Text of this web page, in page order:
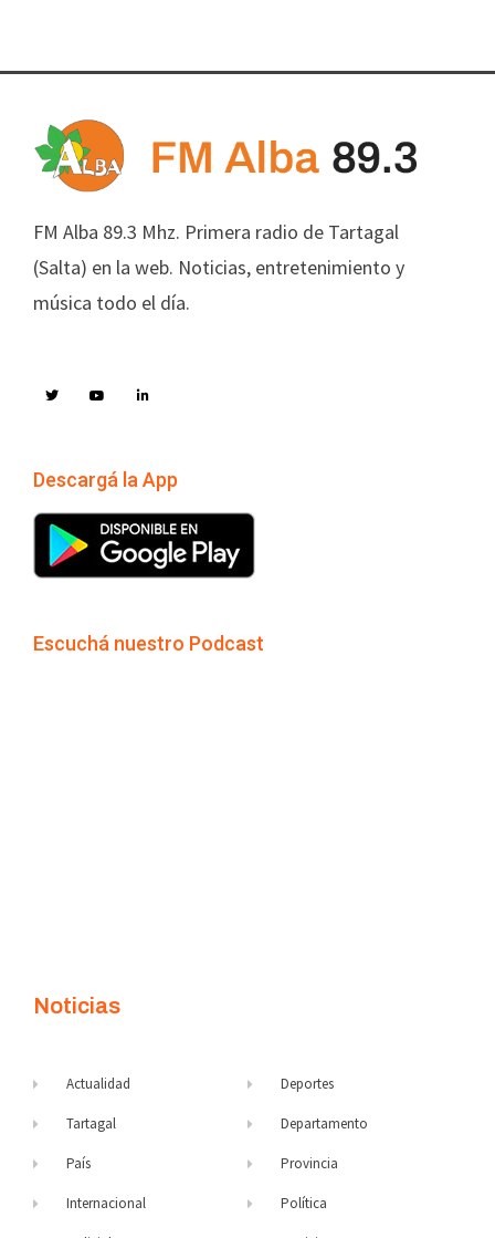
FM Alba 89.3 Mhz. Primera radio de Tartagal
(Salta) en la web. Noticias, entretenimiento y
música todo el día.
Descargá la App
Escuchá nuestro Podcast
Noticias
Actualidad
Tartagal
País
Internacional
Deportes
Departamento
Provincia
Política